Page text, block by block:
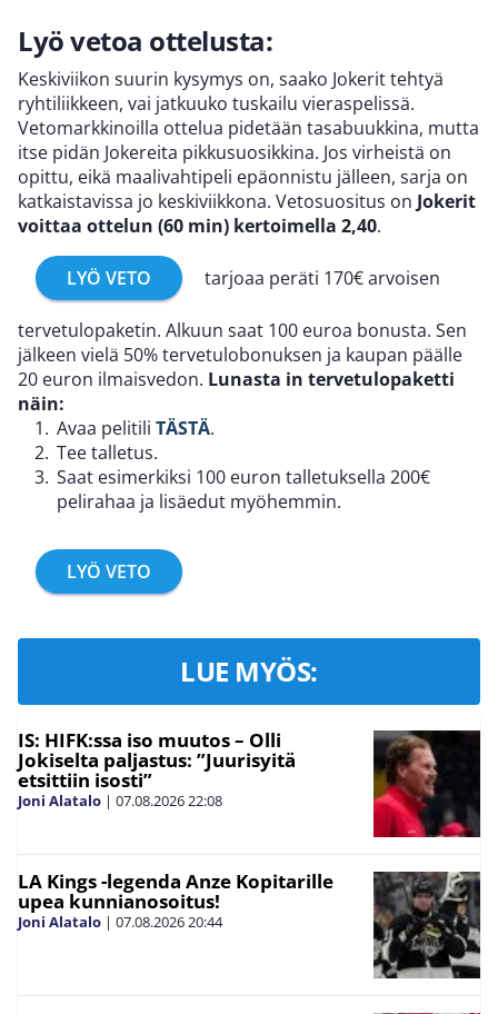
Lyö vetoa ottelusta:
Keskiviikon suurin kysymys on, saako Jokerit tehtyä
ryhtiliikkeen, vai jatkuuko tuskailu vieraspelissä.
Vetomarkkinoilla ottelua pidetään tasabuukkina, mutta
itse pidän Jokereita pikkusuosikkina. Jos virheistä on
opittu, eikä maalivahtipeli epäonnistu jälleen, sarja on
katkaistavissa jo keskiviikkona. Vetosuositus on Jokerit
voittaa ottelun (60 min) kertoimella 2,40.
LYÖ VETO tarjoaa peräti 170€ arvoisen
tervetulopaketin. Alkuun saat 100 euroa bonusta. Sen
jälkeen vielä 50% tervetulobonuksen ja kaupan päälle
20 euron ilmaisvedon. Lunasta in tervetulopaketti
näin:
Avaa pelitili TÄSTÄ.
Tee talletus.
Saat esimerkiksi 100 euron talletuksella 200€
pelirahaa ja lisäedut myöhemmin.
LYÖ VETO
LUE MYÖS:
IS: HIFK:ssa iso muutos – Olli
Jokiselta paljastus: ”Juurisyitä
etsittiin isosti”
Joni Alatalo | 07.08.202622:08
LA Kings -legenda Anze Kopitarille
upea kunnianosoitus!
Joni Alatalo | 07.08.202620:44